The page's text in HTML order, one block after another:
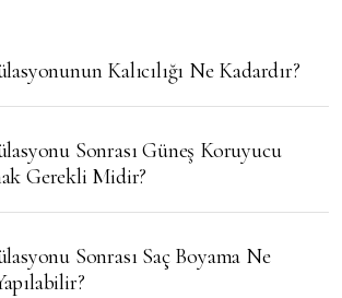
Kalıcılığı Ne Kadardır?
Sonrası Güneş Koruyucu
Gerekli Midir?
Sonrası Saç Boyama Ne